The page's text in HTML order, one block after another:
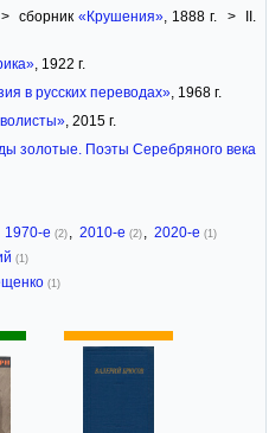
> сборник«Крушения» , 1888 г. > II.
, 1922 г.
в русских переводах», 1968 г.
, 2015 г.
золотые. Поэты Серебряного века
1970-е (2) 2010-е (2) 2020-е (1)
(1)
(1)